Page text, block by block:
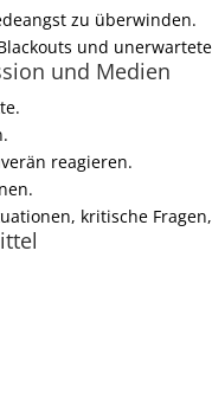
zu überwinden.
und
und Medien
reagieren.
kritische